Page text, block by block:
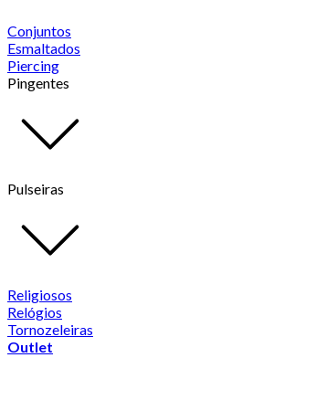
Conjuntos
Esmaltados
Piercing
Pingentes
Pulseiras
Religiosos
Relógios
Tornozeleiras
Outlet